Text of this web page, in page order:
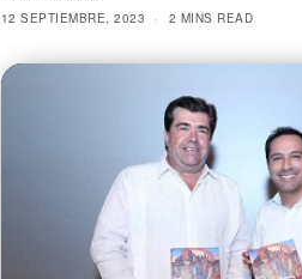
12 SEPTIEMBRE, 2023
2 MINS READ